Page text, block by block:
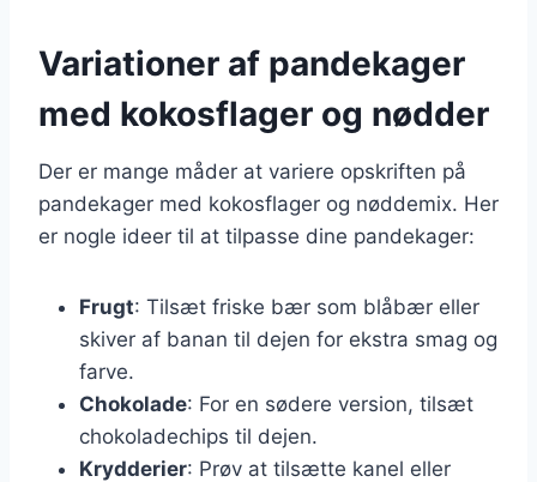
Variationer af pandekager
med kokosflager og nødder
Der er mange måder at variere opskriften på
pandekager med kokosflager og nøddemix. Her
er nogle ideer til at tilpasse dine pandekager:
Frugt: Tilsæt friske bær som blåbær eller
skiver af banan til dejen for ekstra smag og
farve.
Chokolade: For en sødere version, tilsæt
chokoladechips til dejen.
Krydderier: Prøv at tilsætte kanel eller